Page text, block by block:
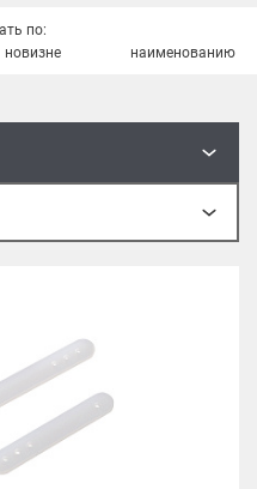
по:
новизне наименованию